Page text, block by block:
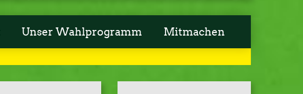
Unser Wahlprogramm Mitmachen